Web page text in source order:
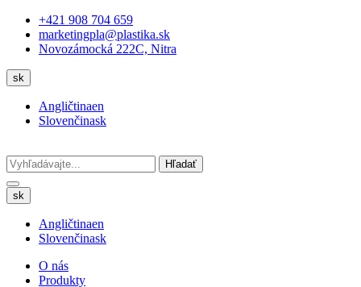
+421 908 704 659
marketingpla@plastika.sk
Novozámocká 222C, Nitra
sk
Angličtinaen
Slovenčinask
Hľadať
sk
Angličtinaen
Slovenčinask
O nás
Produkty